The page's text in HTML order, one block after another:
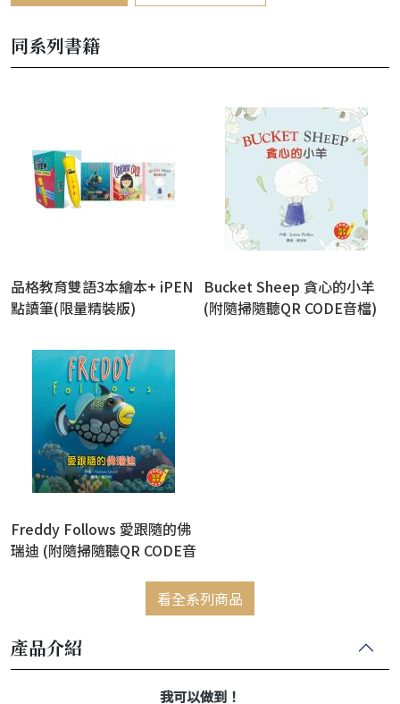
同系列書籍
品格教育雙語3本繪本+ iPEN
點讀筆(限量精裝版)
Bucket Sheep 貪心的小羊
(附隨掃隨聽QR CODE音檔)
Freddy Follows 愛跟隨的佛
瑞迪 (附隨掃隨聽QR CODE音
看全系列商品
產品介紹
我可以做到！